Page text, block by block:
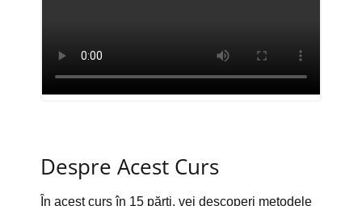
Despre Acest Curs
În acest curs în 15 părți, vei descoperi metodele